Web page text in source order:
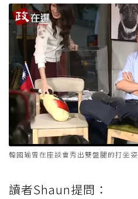
韓國瑜曾在座談會秀出雙盤腿的打坐
讀者Shaun提問：